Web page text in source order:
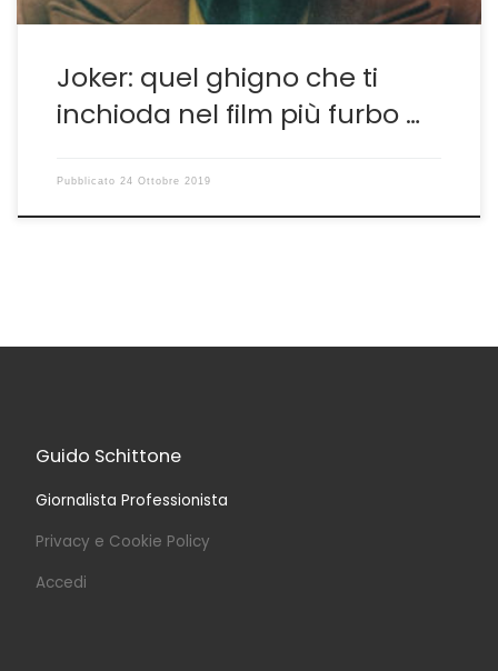
Joker: quel ghigno che ti
inchioda nel film più furbo …
Pubblicato 24 Ottobre 2019
Guido Schittone
Giornalista Professionista
Privacy e Cookie Policy
Accedi